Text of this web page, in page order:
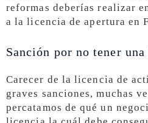
reformas deberías realizar
a la licencia de apertura en
Sanción por no tener
Carecer de la licencia de
graves sanciones, muchas
percatamos de qué un